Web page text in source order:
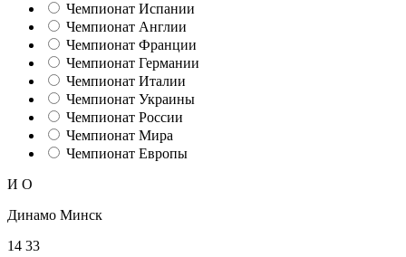
Чемпионат Испании
Чемпионат Англии
Чемпионат Франции
Чемпионат Германии
Чемпионат Италии
Чемпионат Украины
Чемпионат России
Чемпионат Мира
Чемпионат Европы
И О
Динамо Минск
14 33